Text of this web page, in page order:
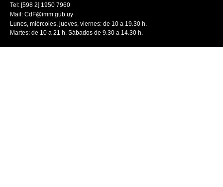
Tel: [598 2] 1950 7960
Mail: CdF@imm.gub.uy
Lunes, miércoles, jueves, viernes: de 10 a 19.30 h.
Martes: de 10 a 21 h. Sábados de 9.30 a 14.30 h.